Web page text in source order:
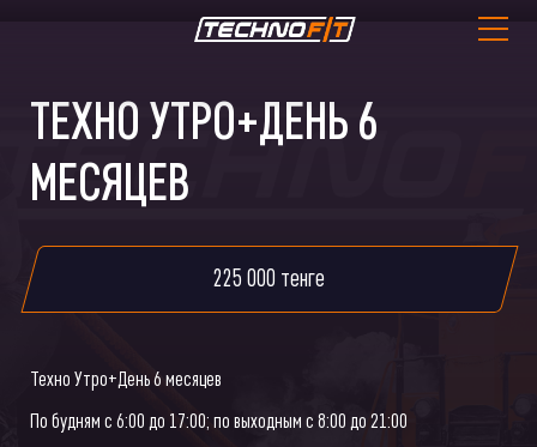
ТЕХНО УТРО+ДЕНЬ 6
МЕСЯЦЕВ
225 000 тенге
Техно Утро+День 6 месяцев
По будням с 6:00 до 17:00; по выходным с 8:00 до 21:00